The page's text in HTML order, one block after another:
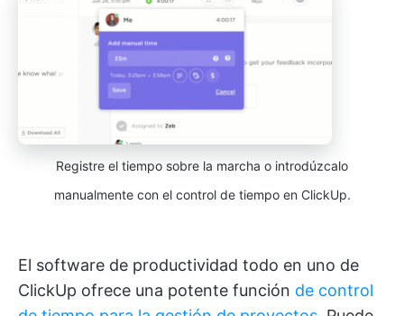
Registre el tiempo sobre la marcha o introdúzcalo
manualmente con el control de tiempo en ClickUp.
El software de productividad todo en uno de
ClickUp ofrece una potente función de control